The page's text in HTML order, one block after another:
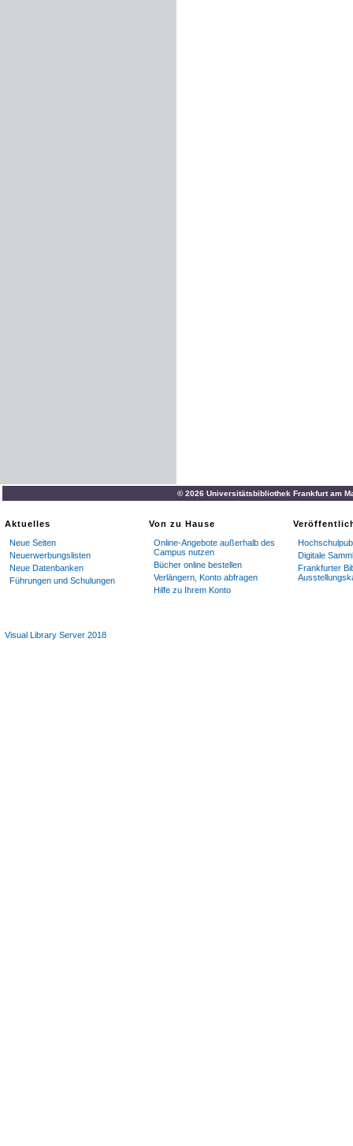
© 2026 Universitätsbibliothek Frankfurt am
Aktuelles
Neue Seiten
Neuerwerbungslisten
Neue Datenbanken
Führungen und Schulungen
Von zu Hause
Online-Angebote außerhalb des
Campus nutzen
Bücher online bestellen
Verlängern, Konto abfragen
Hilfe zu Ihrem Konto
Digitale
Frankfurter
Visual Library Server 2018